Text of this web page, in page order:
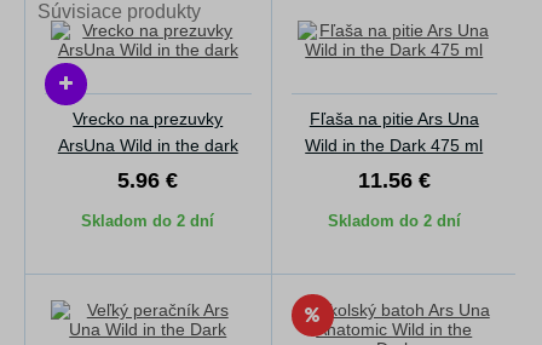
Súvisiace produkty
Vrecko na prezuvky
ArsUna Wild in the dark
5.96 €
Skladom do 2 dní
Fľaša na pitie Ars Una
Wild in the Dark 475 ml
11.56 €
Skladom do 2 dní